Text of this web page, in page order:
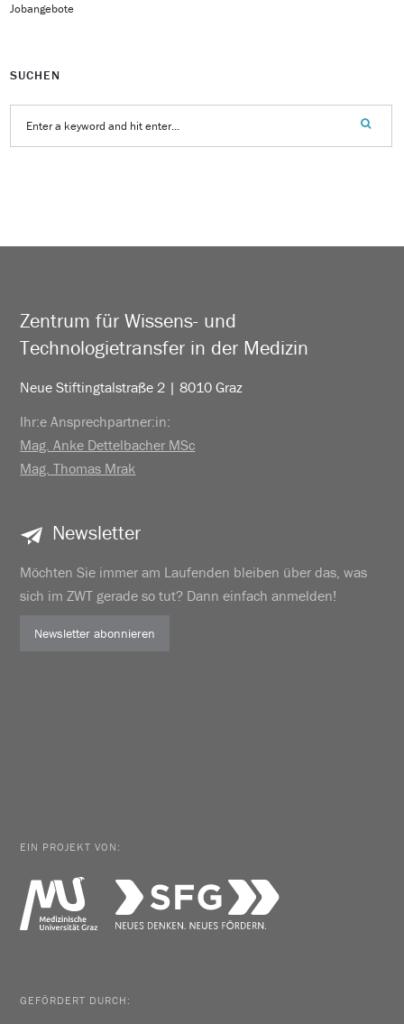
Jobangebote
SUCHEN
Zentrum für Wissens- und
Technologietransfer in der Medizin
Neue Stiftingtalstraße 2 | 8010 Graz
Ihr:e Ansprechpartner:in:
Mag. Anke Dettelbacher MSc
Mag. Thomas Mrak
Newsletter
Möchten Sie immer am Laufenden bleiben über das, was
sich im ZWT gerade so tut? Dann einfach anmelden!
Newsletter abonnieren
EIN PROJEKT VON:
GEFÖRDERT DURCH: